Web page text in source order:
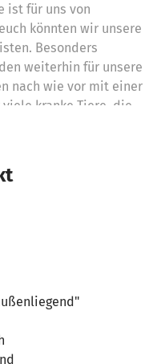
ist für uns von
könnten wir unsere
Besonders
weiterhin für unsere
nach wie vor mit einer
kranke Tiere, die
für ein gesundes und
sind. Dank eurer
helfen, ihnen eine
Dafür möchten wir uns